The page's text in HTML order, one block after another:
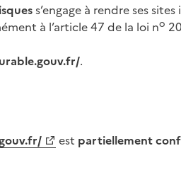
s’engage à rendre ses
à l’article 47 de la loi no
.
est partiellement